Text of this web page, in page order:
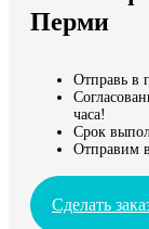
Продолжить без
Перми
Отправь в
часа!
Срок
Отправим
Сделать